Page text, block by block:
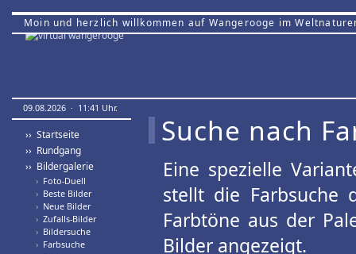
Moin und herzlich willkommen auf Wangerooge im
09.08.2026 · 11:41 Uhr.
›› Startseite
›› Rundgang
›› Bildergalerie
› Foto-Duell
› Beste Bilder
› Neue Bilder
› Zufalls-Bilder
› Bildersuche
› Farbsuche
Suche nach
Eine spezielle
stellt die Farbsuche
Farbtöne aus der
Bilder angezeigt.